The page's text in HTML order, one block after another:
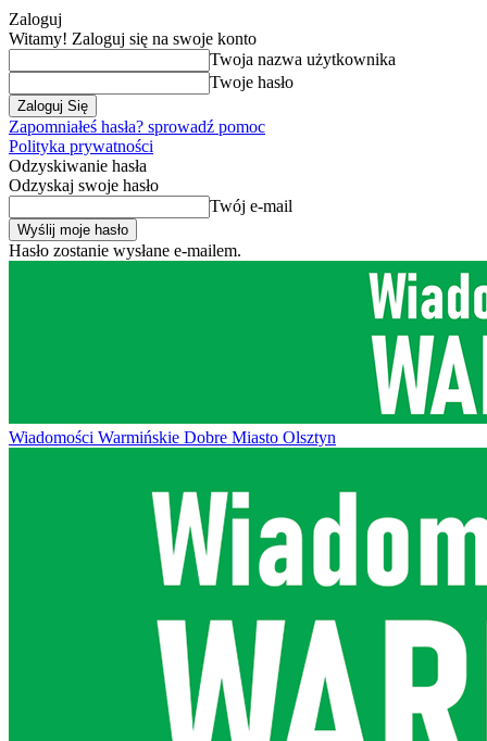
Zaloguj
Witamy! Zaloguj się na swoje konto
Twoja nazwa użytkownika
Twoje hasło
Zapomniałeś hasła? sprowadź pomoc
Polityka prywatności
Odzyskiwanie hasła
Odzyskaj swoje hasło
Twój e-mail
Hasło zostanie wysłane e-mailem.
Wiadomości Warmińskie Dobre Miasto Olsztyn